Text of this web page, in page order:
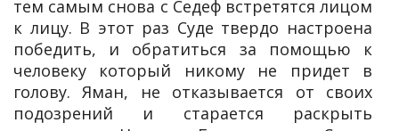
тем самым снова с Седеф встретятся лицом
к лицу. В этот раз Суде твердо настроена
победить, и обратиться за помощью к
человеку который никому не придет в
голову. Яман, не отказывается от своих
подозрений и старается раскрыть